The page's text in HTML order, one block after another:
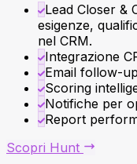
Lead Closer &
esigenze,
nel CRM.
Integrazione
Email follow-
Scoring
Notifiche per
Report
Scopri Hunt